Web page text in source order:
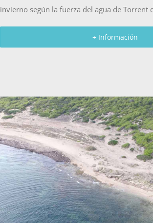
invierno según la fuerza del agua de Torrent
+ Información